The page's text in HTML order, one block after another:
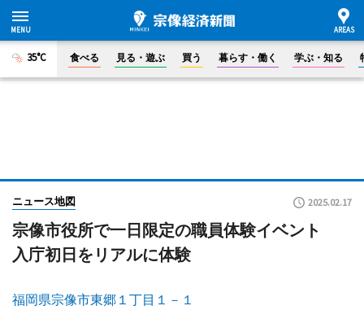
35°C 食べる 見る・遊ぶ 買う 暮らす・働く 学ぶ・知る
ニュース地図 2025.02.17
宗像市役所で一日限定の職員体験イベント
入庁初日をリアルに体験
福岡県宗像市東郷１丁目１－１